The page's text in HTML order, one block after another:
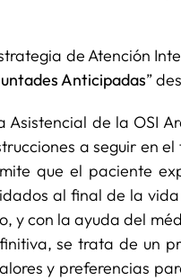
de Atención
Anticipadas”
de la OSI
a seguir en
que el paciente
al final de la
y con la ayuda del
se tratade un
y preferencias